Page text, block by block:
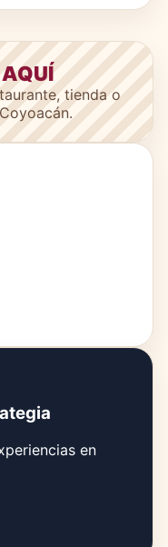
tienda o
en